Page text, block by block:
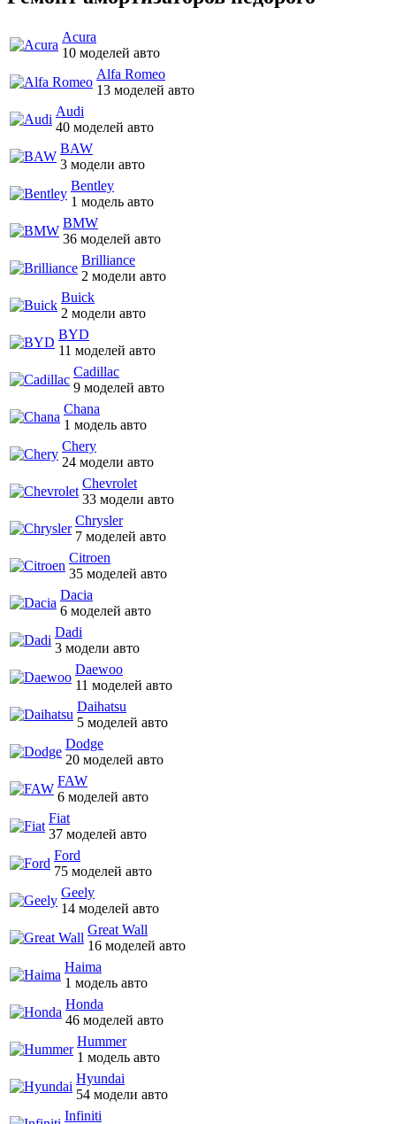
Acura
10 моделей авто
Alfa Romeo
13 моделей авто
Audi
40 моделей авто
BAW
3 модели авто
Bentley
1 модель авто
BMW
36 моделей авто
Brilliance
2 модели авто
Buick
2 модели авто
BYD
11 моделей авто
Cadillac
9 моделей авто
Chana
1 модель авто
Chery
24 модели авто
Chevrolet
33 модели авто
Chrysler
7 моделей авто
Citroen
35 моделей авто
Dacia
6 моделей авто
Dadi
3 модели авто
Daewoo
11 моделей авто
Daihatsu
5 моделей авто
Dodge
20 моделей авто
FAW
6 моделей авто
Fiat
37 моделей авто
Ford
75 моделей авто
Geely
14 моделей авто
Great Wall
16 моделей авто
Haima
1 модель авто
Honda
46 моделей авто
Hummer
1 модель авто
Hyundai
54 модели авто
Infiniti